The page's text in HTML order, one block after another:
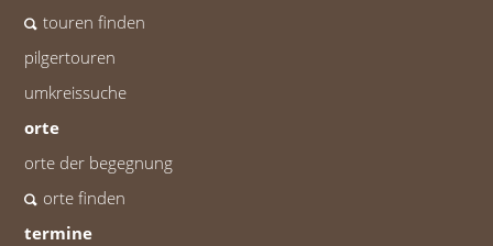
touren finden
pilgertouren
umkreissuche
orte
orte der begegnung
orte finden
termine